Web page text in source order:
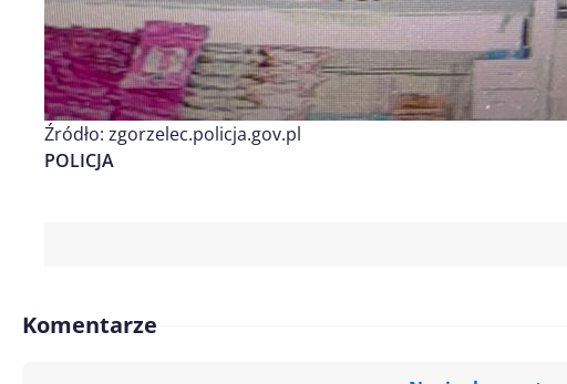
Źródło: zgorzelec.policja.gov.pl
POLICJA
Komentarze